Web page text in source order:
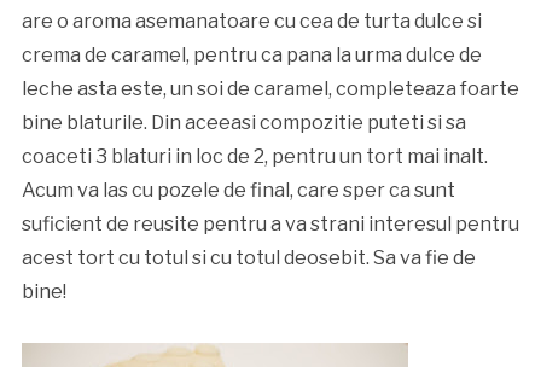
are o aroma asemanatoare cu cea de turta dulce si
crema de caramel, pentru ca pana la urma dulce de
leche asta este, un soi de caramel, completeaza foarte
bine blaturile. Din aceeasi compozitie puteti si sa
coaceti 3 blaturi in loc de 2, pentru un tort mai inalt.
Acum va las cu pozele de final, care sper ca sunt
suficient de reusite pentru a va strani interesul pentru
acest tort cu totul si cu totul deosebit. Sa va fie de
bine!